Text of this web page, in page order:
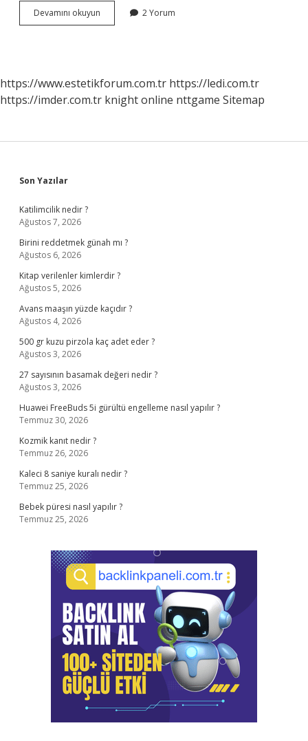
Devamını okuyun Buzullar
Hangi
2 Yorum
https://www.estetikforum.com.tr https://ledi.com.tr
https://imder.com.tr knight online nttgame Sitemap
Sidebar
Son Yazılar
Katilimcilik nedir ?
Ağustos 7, 2026
Birini reddetmek günah mı ?
Ağustos 6, 2026
Kitap verilenler kimlerdir ?
Ağustos 5, 2026
Avans maaşın yüzde kaçıdır ?
Ağustos 4, 2026
500 gr kuzu pirzola kaç adet eder ?
Ağustos 3, 2026
27 sayısının basamak değeri nedir ?
Ağustos 3, 2026
Huawei FreeBuds 5i gürültü engelleme nasıl yapılır ?
Temmuz 30, 2026
Kozmik kanıt nedir ?
Temmuz 26, 2026
Kaleci 8 saniye kuralı nedir ?
Temmuz 25, 2026
Bebek püresi nasıl yapılır ?
Temmuz 25, 2026